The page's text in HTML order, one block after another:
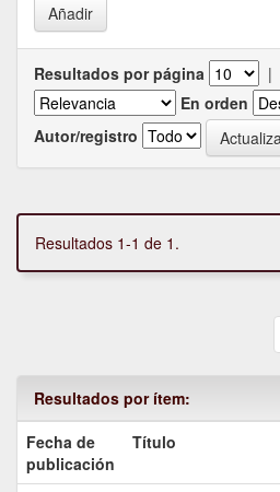
Resultados por página |
En orden
Autor/registro
Resultados 1-1 de 1.
Resultados por ítem:
Fecha de
publicación
Título